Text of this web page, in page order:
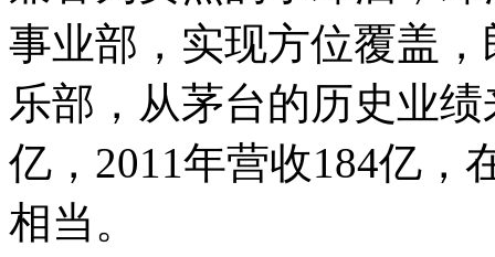
事业部，实现方位覆盖
乐部，从茅台的历史业
亿，2011年营收184亿，
相当。